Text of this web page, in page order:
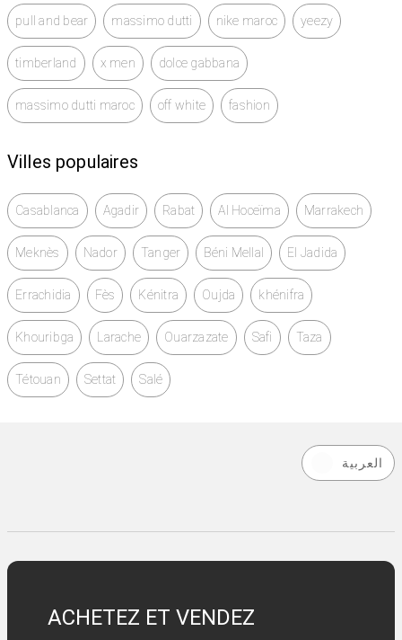
pull and bear massimo dutti nike maroc yeezy
timberland x men dolce gabbana
massimo dutti maroc off white fashion
Villes populaires
Casablanca Agadir Rabat Al Hoceïma Marrakech
Meknès Nador Tanger Béni Mellal El Jadida
Errachidia Fès Kénitra Oujda khénifra
Khouribga Larache Ouarzazate Safi Taza
Tétouan Settat Salé
العربية
ACHETEZ ET VENDEZ